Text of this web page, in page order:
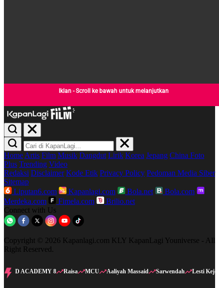
Iklan - Scroll ke bawah untuk melanjutkan
Home Artis Film Musik Dangdut Lirik Korea Jepang China Foto
Plus Trending Video
Redaksi Disclaimer Kode Etik Privacy Policy Pedoman Media Siber
Sitemap
Liputan6.com
Kapanlagi.com Bola.net
Bola.com
Merdeka.com
Fimela.com
Brilio.net
Connect with Us
Copyright © 2026 Kapanlagi.com KLY KapanLagi Youniverse - All
Right Reserved.
D ACADEMY 8 Raisa MCU Aaliyah Massaid Sarwendah Lesti